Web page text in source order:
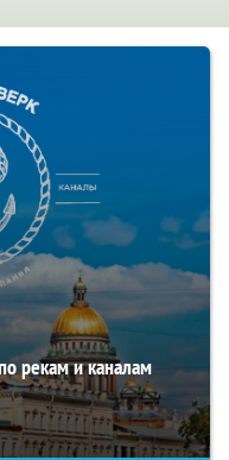
рекам и каналам